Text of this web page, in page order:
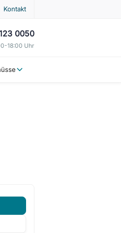
Kontakt
0050
18:00 Uhr